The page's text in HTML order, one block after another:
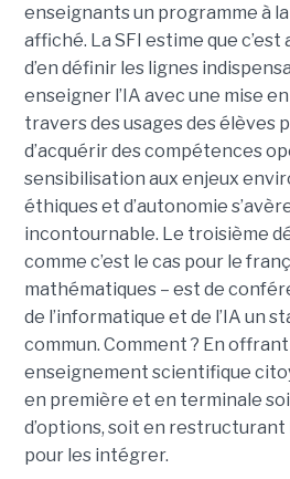
enseignants un programme à
affiché. La SFI estime que
d’en définir les lignes
enseigner l’IA avec une mise
travers des usages des élèves
d’acquérir des compétences
sensibilisation aux enjeux
éthiques et d’autonomie
incontournable. Le troisième
comme c’est le cas pour le
mathématiques – est de
de l’informatique et de l’IA un
commun. Comment ? En
enseignement scientifique
en première et en terminale
d’options, soit en
pour les intégrer.